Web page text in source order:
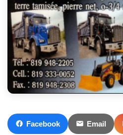
Facebook Email